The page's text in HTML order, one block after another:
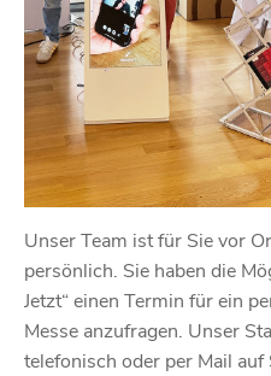
Unser Team ist für Sie vor
persönlich. Sie haben die
Jetzt“ einen Termin für ein
Messe anzufragen. Unser
telefonisch oder per Mail auf